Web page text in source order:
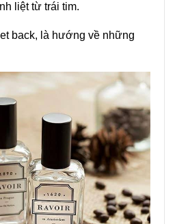
liệt từ trái tim.
back, là hướng về những